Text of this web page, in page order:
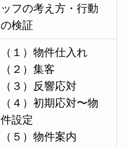
ッフの考え方・行動
の検証
（１）物件仕入れ
（２）集客
（３）反響応対
（４）初期応対〜物
件設定
（５）物件案内